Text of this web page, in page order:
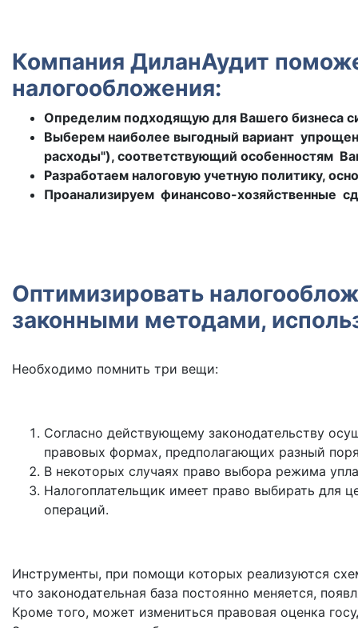
Компания ДиланАудит
налогообложения:
Определим подходящую для Вашего бизнеса
Выберем наиболее выгодный вариант
расходы"), соответствующий особенностям
Разработаем налоговую учетную политику,
Проанализируем финансово-хозяйственные
Оптимизировать
законными методами,
Необходимо помнить три вещи:
Согласно действующему законодательству
правовых формах, предполагающих разный
В некоторых случаях право выбора режима
Налогоплательщик имеет право выбирать для
операций.
Инструменты, при помощи которых реализуются
что законодательная база постоянно меняется,
Кроме того, может измениться правовая оценка